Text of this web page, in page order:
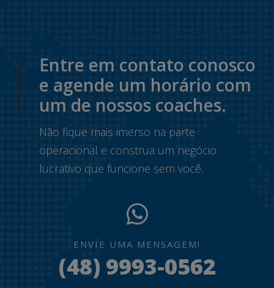
Entre em contato conosco
e agende um horário com
um de nossos coaches.
Não fique mais imerso na parte
operacional e construa um negócio
lucrativo que funcione sem você.
ENVIE UMA MENSAGEM!
(48) 9993-0562